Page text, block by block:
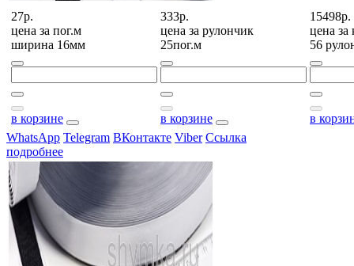
27р.
цена за пог.м
ширина 16мм
в корзине
333р.
цена за рулончик
25пог.м
в корзине
15498р.
цена за
56
в
WhatsApp Telegram ВКонтакте Viber Ссылка
подробнее